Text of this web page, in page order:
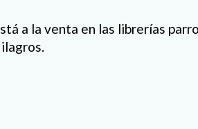
a la venta en las librerías